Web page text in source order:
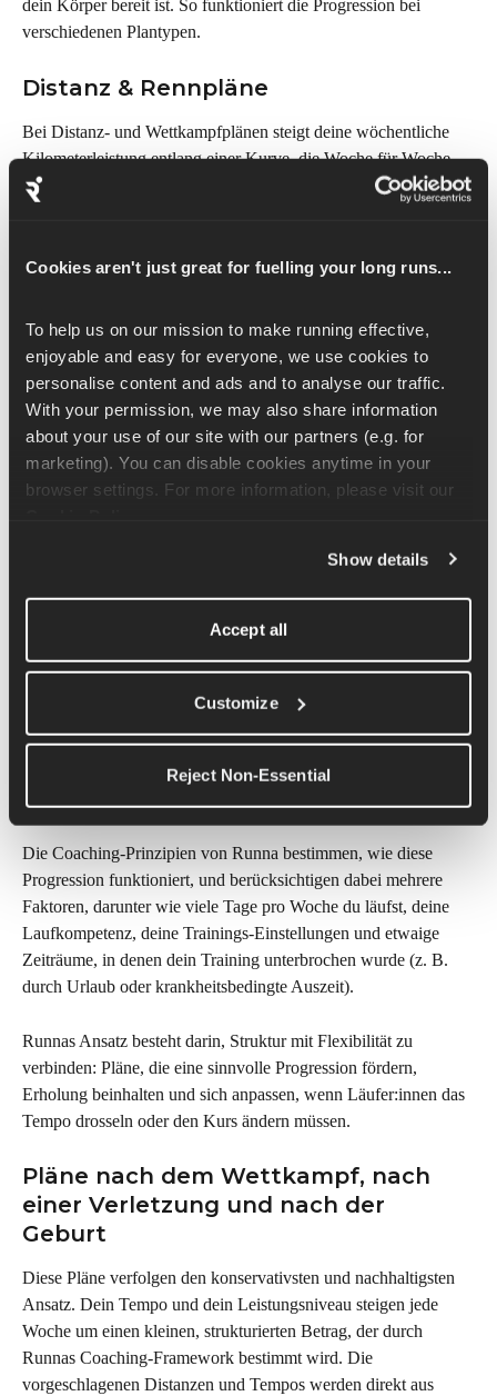
Cookies aren't just great for fuelling your long runs...
To help us on our mission to make running effective,
enjoyable and easy for everyone, we use cookies to
personalise content and ads and to analyse our traffic.
With your permission, we may also share information
about your use of our site with our partners (e.g. for
marketing). You can disable cookies anytime in your
Show details
Accept all
Customize
Reject Non-Essential
dein Körper bereit ist. So funktioniert die Progression bei
verschiedenen Plantypen.
Distanz & Rennpläne
Bei Distanz- und Wettkampfplänen steigt deine wöchentliche
Kilometerleistung entlang einer Kurve, die Woche für Woche
zunimmt, jedoch mit einer festen Obergrenze dafür, wie stark
wöchentlichen Laufleistung berechnet. So können Läufer mit
geschützt werden, ihre Laufleistung zu schnell zu steigern.
Dein langer Lauf wird separat verwaltet und folgt seiner
eigenen Progression, um einen zu schnellen Anstieg zu
vermeiden, auch wenn dein wöchentliches Gesamtpensum
Prinzipien von Runna basiert – unabhängig vom
Leistungsniveau.
im Laufe des Plans Erhöhungen oder Senkungen Deiner
Tempo-Ziele vorschlagen. Du kannst selbst entscheiden, ob Du
diese Vorschläge annehmen möchtest.
Die Coaching-Prinzipien von Runna bestimmen, wie diese
Progression funktioniert, und berücksichtigen dabei mehrere
Faktoren, darunter wie viele Tage pro Woche du läufst, deine
Laufkompetenz, deine Trainings-Einstellungen und etwaige
Zeiträume, in denen dein Training unterbrochen wurde (z. B.
durch Urlaub oder krankheitsbedingte Auszeit).
Runnas Ansatz besteht darin, Struktur mit Flexibilität zu
verbinden: Pläne, die eine sinnvolle Progression fördern,
Erholung beinhalten und sich anpassen, wenn Läufer:innen das
Tempo drosseln oder den Kurs ändern müssen.
Pläne nach dem Wettkampf, nach
einer Verletzung und nach der
Geburt
Diese Pläne verfolgen den konservativsten und nachhaltigsten
Ansatz. Dein Tempo und dein Leistungsniveau steigen jede
Woche um einen kleinen, strukturierten Betrag, der durch
Runnas Coaching-Framework bestimmt wird. Die
vorgeschlagenen Distanzen und Tempos werden direkt aus